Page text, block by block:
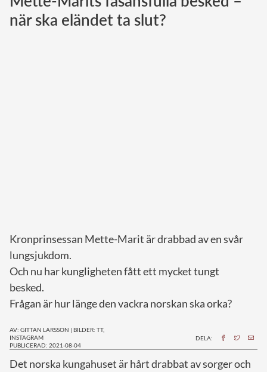
Norska kungahuset
när ska eländet ta slut?
Kronprinsessan Mette-Marit är drabbad av en svår
lungsjukdom.
Och nu har kungligheten fått ett mycket tungt
besked.
Frågan är hur länge den vackra norskan ska orka?
AV: GITTAN LARSSON | BILDER: TT,
INSTAGRAM
PUBLICERAD: 2021-08-04
DELA:
Det norska kungahuset är hårt drabbat av sorger och